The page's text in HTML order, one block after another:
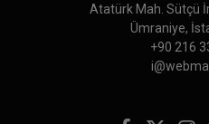
Atatürk Mah. Sütçü
Ümraniye,
+90 216